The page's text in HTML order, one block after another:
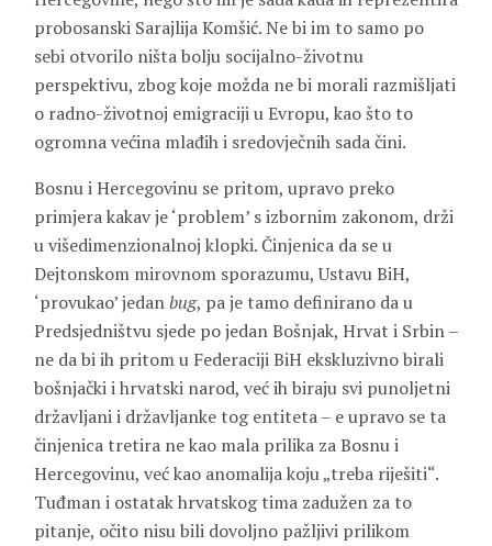
probosanski Sarajlija Komšić. Ne bi im to samo po
sebi otvorilo ništa bolju socijalno-životnu
perspektivu, zbog koje možda ne bi morali razmišljati
o radno-životnoj emigraciji u Evropu, kao što to
ogromna većina mlađih i sredovječnih sada čini.
Bosnu i Hercegovinu se pritom, upravo preko
primjera kakav je ‘problem’ s izbornim zakonom, drži
u višedimenzionalnoj klopki. Činjenica da se u
Dejtonskom mirovnom sporazumu, Ustavu BiH,
‘provukao’ jedanbug, pa je tamo definirano da u
Predsjedništvu sjede po jedan Bošnjak, Hrvat i Srbin –
ne da bi ih pritom u Federaciji BiH ekskluzivno birali
bošnjački i hrvatski narod, već ih biraju svi punoljetni
državljani i državljanke tog entiteta – e upravo se ta
činjenica tretira ne kao mala prilika za Bosnu i
Hercegovinu, već kao anomalija koju „treba riješiti“.
Tuđman i ostatak hrvatskog tima zadužen za to
pitanje, očito nisu bili dovoljno pažljivi prilikom